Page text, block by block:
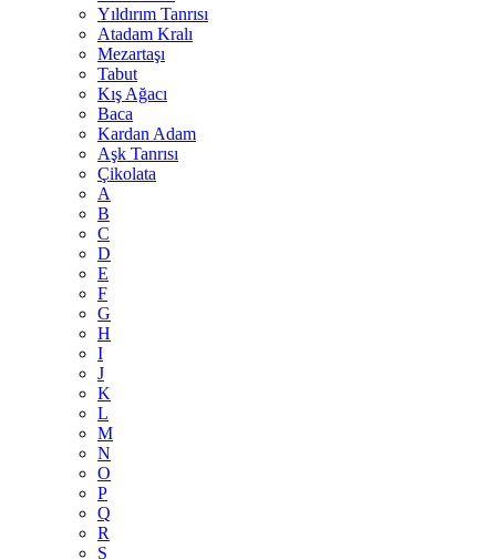
Yıldırım Tanrısı
Atadam Kralı
Mezartaşı
Tabut
Kış Ağacı
Baca
Kardan Adam
Aşk Tanrısı
Çikolata
A
B
C
D
E
F
G
H
I
J
K
L
M
N
O
P
Q
R
S